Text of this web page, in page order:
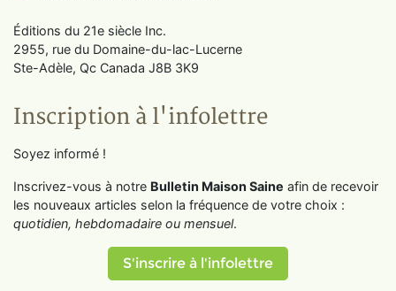
Éditions du 21e siècle Inc.
2955, rue du Domaine-du-lac-Lucerne
Ste-Adèle, Qc Canada J8B 3K9
Inscription à l'infolettre
Soyez informé !
Inscrivez-vous à notre Bulletin Maison Saine afin de recevoir
les nouveaux articles selon la fréquence de votre choix :
quotidien, hebdomadaire ou mensuel.
S'inscrire à l'infolettre